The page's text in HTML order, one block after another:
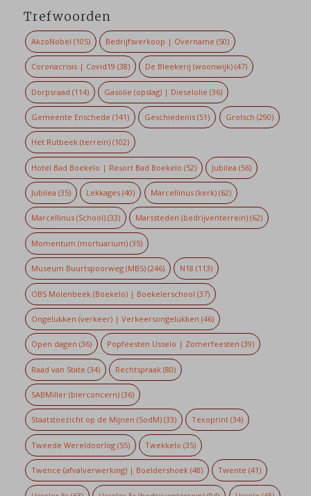
Trefwoorden
AkzoNobel (105) Bedrijfsverkoop | Overname (50)
Coronacrisis | Covid19 (38) De Bleekerij (woonwijk) (47)
Dorpsraad (114) Gasolie (opslag) | Dieselolie (36)
Gemeente Enschede (141) Geschiedenis (51) Grolsch (290)
Het Rutbeek (terrein)(102)
Hotel Bad Boekelo | Resort Bad Boekelo (52) Jubilea (56)
Jubilea (35) Lekkages (40) Marcellinus (kerk)(62)
Marcellinus (School)(33) Marssteden (bedrijventerrein) (62)
Momentum (mortuarium)(35)
Museum Buurtspoorweg (MBS)(246) N18 (113)
OBS Molenbeek (Boekelo) | Boekelerschool (37)
Ongelukken (verkeer) | Verkeersongelukken (46)
Open dagen (36) Popfeesten Usselo | Zomerfeesten (39)
Raad van State (34) Rechtspraak (80)
SABMiller (bierconcern)(36)
Staatstoezicht op de Mijnen (SodM)(33) Texoprint (34)
Tweede Wereldoorlog(55) Twekkelo (35)
Twence (afvalverwerking) | Boeldershoek(48) Twente (41)